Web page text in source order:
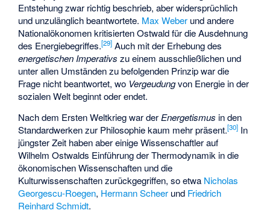
Entstehung zwar richtig beschrieb, aber widersprüchlich
und unzulänglich beantwortete. Max Weber und andere
Nationalökonomen kritisierten Ostwald für die Ausdehnung
des Energiebegriffes.[29] Auch mit der Erhebung des
energetischen Imperativs zu einem ausschließlichen und
unter allen Umständen zu befolgenden Prinzip war die
Frage nicht beantwortet, wo Vergeudungvon Energie in der
sozialen Welt beginnt oder endet.
Nach dem Ersten Weltkrieg war der Energetismus in den
Standardwerken zur Philosophie kaum mehr präsent.[30] In
jüngster Zeit haben aber einige Wissenschaftler auf
Wilhelm Ostwalds Einführung der Thermodynamik in die
ökonomischen Wissenschaften und die
Kulturwissenschaften zurückgegriffen, so etwa Nicholas
Georgescu-Roegen, Hermann Scheer und Friedrich
Reinhard Schmidt.